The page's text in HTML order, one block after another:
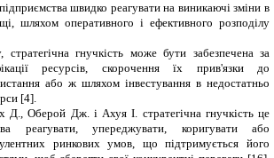
швидко реагувати на виникаючі зміни в
шляхом оперативного і ефективного розподілу
гнучкість може бути забезпечена за
ресурсів, скорочення їх прив'язки до
або ж шляхом інвестування в недостатньо
[4].
Д., Оберой Дж. і Ахуя I. стратегічна гнучкість це
реагувати, упереджувати, коригувати або
ринкових умов, що підтримується його